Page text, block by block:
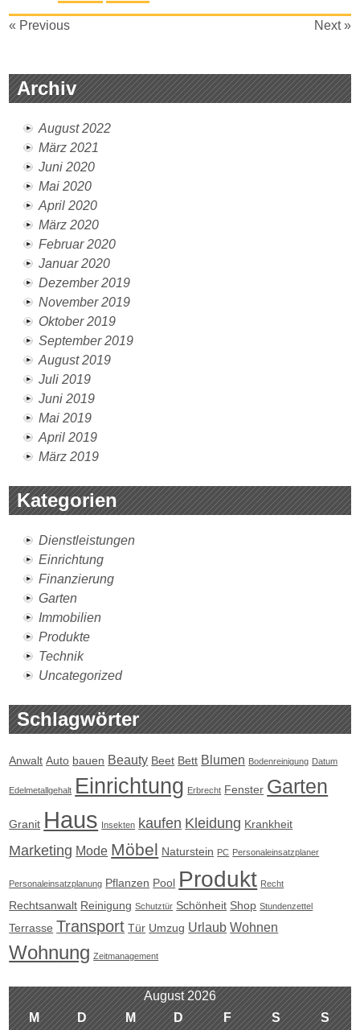
Beitragsnavigation
« Previous Next »
Archiv
August 2022
März 2021
Juni 2020
Mai 2020
April 2020
März 2020
Februar 2020
Januar 2020
Dezember 2019
November 2019
Oktober 2019
September 2019
August 2019
Juli 2019
Juni 2019
Mai 2019
April 2019
März 2019
Kategorien
Dienstleistungen
Einrichtung
Finanzierung
Garten
Immobilien
Produkte
Technik
Uncategorized
Schlagwörter
Anwalt Auto bauen Beauty Beet Bett Blumen Bodenreinigung Datum
Edelmetallgehalt Einrichtung Erbrecht Fenster Garten
Granit Haus Insekten kaufen Kleidung Krankheit
Marketing Mode Möbel Naturstein PC Personaleinsatzplaner
Personaleinsatzplanung Pflanzen Pool Produkt Recht
Rechtsanwalt Reinigung Schutztür Schönheit Shop Stundenzettel
Terrasse Transport Tür Umzug Urlaub Wohnen
Wohnung Zeitmanagement
August 2026
M
D M D F S S